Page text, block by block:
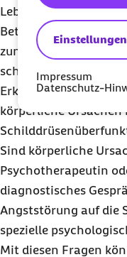
Impressum
Datenschutz-
Lebensqualität sind
Betroffene sollten
zunächst ihrer
schildern. Denn
Erkrankung ist,
körperliche Ursachen
Sind körperliche
Psychotherapeutin
diagnostisches
Angststörung auf die
spezielle
Mit diesen Fragen